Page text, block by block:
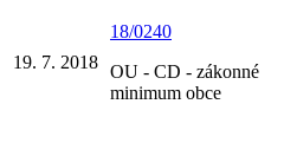
19. 7. 2018
18/0240
OU - CD - zákonné
minimum obce